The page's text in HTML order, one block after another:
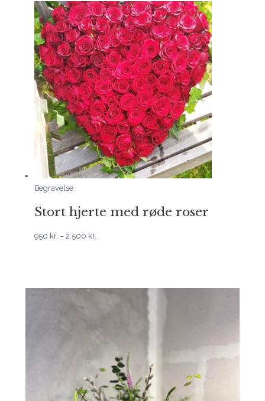
Begravelse
Stort hjerte med røde roser
950 kr. – 2.500 kr.
til
2.500 kr.